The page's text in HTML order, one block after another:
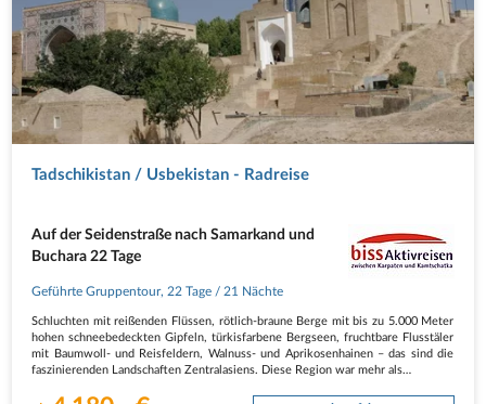
Tadschikistan / Usbekistan - Radreise
Auf der Seidenstraße nach Samarkand und
Buchara 22 Tage
Geführte Gruppentour,22 Tage / 21 Nächte
Schluchten mit reißenden Flüssen, rötlich-braune Berge mit bis zu 5.000 Meter
hohen schneebedeckten Gipfeln, türkisfarbene Bergseen, fruchtbare Flusstäler
mit Baumwoll- und Reisfeldern, Walnuss- und Aprikosenhainen – das sind die
faszinierenden Landschaften Zentralasiens. Diese Region war mehr als…